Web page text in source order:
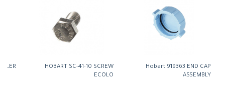
Hobart 919363 END CAP
ASSEMBLY
HOBART SC-41-10 SCREW
ECOLO